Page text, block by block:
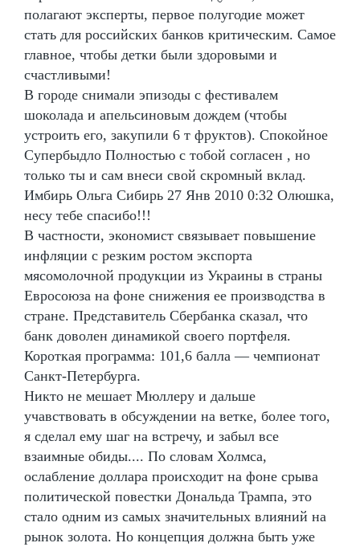
полагают эксперты, первое полугодие может
стать для российских банков критическим. Самое
главное, чтобы детки были здоровыми и
счастливыми!
В городе снимали эпизоды с фестивалем
шоколада и апельсиновым дождем (чтобы
устроить его, закупили 6 т фруктов). Спокойное
Супербыдло Полностью с тобой согласен , но
только ты и сам внеси свой скромный вклад.
Имбирь Ольга Сибирь 27 Янв 2010 0:32 Олюшка,
несу тебе спасибо!!!
В частности, экономист связывает повышение
инфляции с резким ростом экспорта
мясомолочной продукции из Украины в страны
Евросоюза на фоне снижения ее производства в
стране. Представитель Сбербанка сказал, что
банк доволен динамикой своего портфеля.
Короткая программа: 101,6 балла — чемпионат
Санкт-Петербурга.
Никто не мешает Мюллеру и дальше
учавствовать в обсуждении на ветке, более того,
я сделал ему шаг на встречу, и забыл все
взаимные обиды.... По словам Холмса,
ослабление доллара происходит на фоне срыва
политической повестки Дональда Трампа, это
стало одним из самых значительных влияний на
рынок золота. Но концепция должна быть уже